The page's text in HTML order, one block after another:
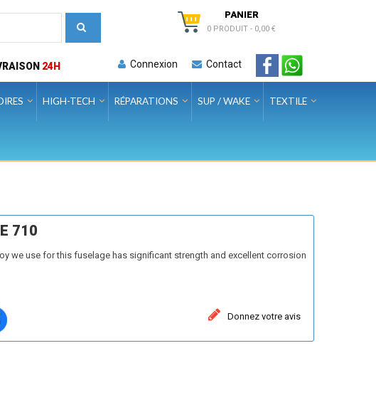
PANIER
0 PRODUIT - 0,00 €
Connexion Contact
24H
HIGH-TECH RÉPARATIONS SUP / WAKE TEXTILE
710
we use for this fuselage has significant strength and excellent corrosion
Donnez votre avis